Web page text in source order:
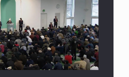
العكس